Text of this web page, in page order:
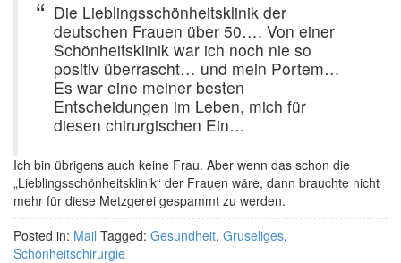
Die Lieblingsschönheitsklinik der
deutschen Frauen über 50…. Von einer
Schönheitsklinik war ich noch nie so
positiv überrascht… und mein Portem…
Es war eine meiner besten
Entscheidungen im Leben, mich für
diesen chirurgischen Ein…
Ich bin übrigens auch keine Frau. Aber wenn das schon die
„Lieblingsschönheitsklinik“ der Frauen wäre, dann brauchte nicht
mehr für diese Metzgerei gespammt zu werden.
Posted in: Mail Tagged: Gesundheit, Gruseliges,
Schönheitschirurgie